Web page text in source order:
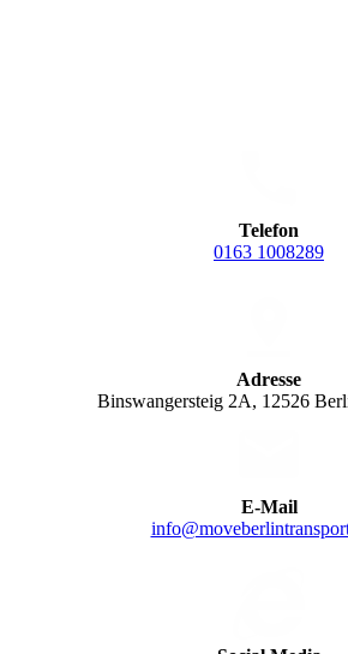
Telefon
0163 1008289
Adresse
Binswangersteig 2A, 12526
E-Mail